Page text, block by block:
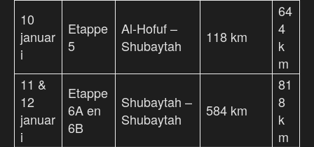
10
januar
i
Etappe
5
Al-Hofuf –
Shubaytah
118 km
64
4
k
m
11 &
12
januar
i
Etappe
6A en
6B
Shubaytah –
Shubaytah
584 km
81
8
k
m